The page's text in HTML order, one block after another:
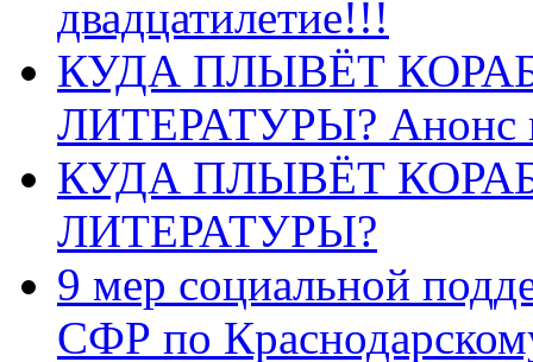
двадцатилетие!!!
КУДА ПЛЫВЁТ
ЛИТЕРАТУРЫ? Анонс
КУДА ПЛЫВЁТ
ЛИТЕРАТУРЫ?
9 мер социальной
СФР по